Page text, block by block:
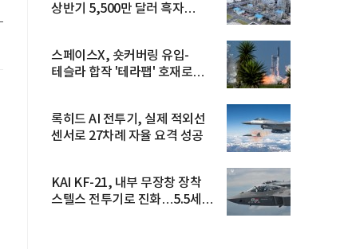
상반기 5,500만 달러 흑자
스페이스X, 숏커버링 유입-
테슬라 합작 '테라팹' 호재로
록히드 AI 전투기, 실제 적외선
센서로 27차례 자율 요격 성공
KAI KF-21, 내부 무장창 장착
스텔스 전투기로 진화…5.5세대